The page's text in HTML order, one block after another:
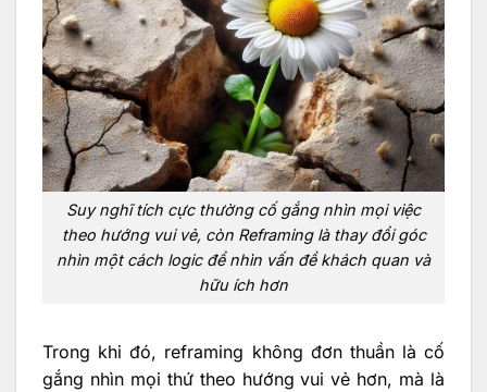
Suy nghĩ tích cực thường cố gắng nhìn mọi việc
theo hướng vui vẻ, còn Reframing là thay đổi góc
nhìn một cách logic để nhìn vấn đề khách quan và
hữu ích hơn
Trong khi đó, reframing không đơn thuần là cố
gắng nhìn mọi thứ theo hướng vui vẻ hơn, mà là